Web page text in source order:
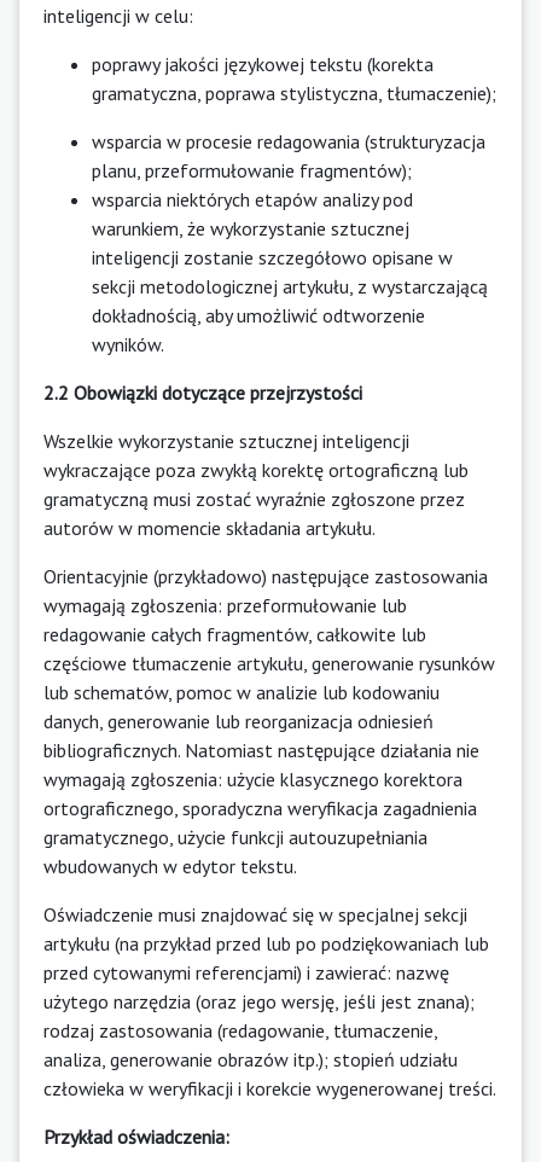
inteligencji w celu:
poprawy jakości językowej tekstu (korekta
gramatyczna, poprawa stylistyczna, tłumaczenie);
wsparcia w procesie redagowania (strukturyzacja
planu, przeformułowanie fragmentów);
wsparcia niektórych etapów analizy pod
warunkiem, że wykorzystanie sztucznej
inteligencji zostanie szczegółowo opisane w
sekcji metodologicznej artykułu, z wystarczającą
dokładnością, aby umożliwić odtworzenie
wyników.
2.2 Obowiązki dotyczące przejrzystości
Wszelkie wykorzystanie sztucznej inteligencji
wykraczające poza zwykłą korektę ortograficzną lub
gramatyczną musi zostać wyraźnie zgłoszone przez
autorów w momencie składania artykułu.
Orientacyjnie (przykładowo) następujące zastosowania
wymagają zgłoszenia: przeformułowanie lub
redagowanie całych fragmentów, całkowite lub
częściowe tłumaczenie artykułu, generowanie rysunków
lub schematów, pomoc w analizie lub kodowaniu
danych, generowanie lub reorganizacja odniesień
bibliograficznych. Natomiast następujące działania nie
wymagają zgłoszenia: użycie klasycznego korektora
ortograficznego, sporadyczna weryfikacja zagadnienia
gramatycznego, użycie funkcji autouzupełniania
wbudowanych w edytor tekstu.
Oświadczenie musi znajdować się w specjalnej sekcji
artykułu (na przykład przed lub po podziękowaniach lub
przed cytowanymi referencjami) i zawierać: nazwę
użytego narzędzia (oraz jego wersję, jeśli jest znana);
rodzaj zastosowania (redagowanie, tłumaczenie,
analiza, generowanie obrazów itp.); stopień udziału
człowieka w weryfikacji i korekcie wygenerowanej treści.
Przykład oświadczenia: